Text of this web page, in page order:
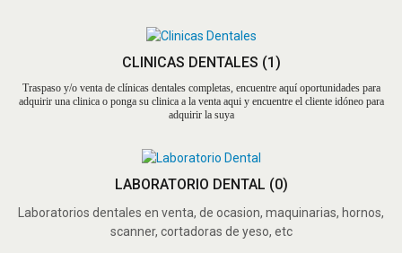
CLINICAS DENTALES (1)
Traspaso y/o venta de clínicas dentales completas, encuentre aquí oportunidades para
adquirir una clinica o ponga su clinica a la venta aqui y encuentre el cliente idóneo para
adquirir la suya
LABORATORIO DENTAL (0)
Laboratorios dentales en venta, de ocasion, maquinarias, hornos,
scanner, cortadoras de yeso, etc